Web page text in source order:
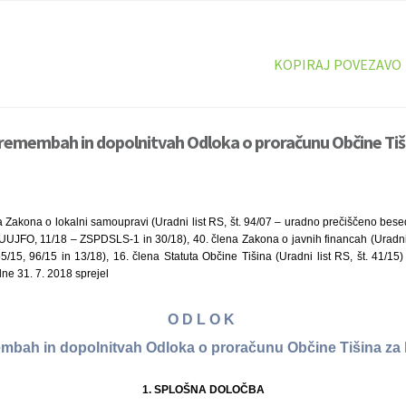
KOPIRAJ POVEZAVO
in dopolnitvah Odloka o proračunu Občine
o lokalni samoupravi (Uradni list RS, št. 94/07 – uradno prečiščeno
11/18 – ZSPDSLS-1 in 30/18), 40. člena Zakona o javnih financah
15, 96/15 in 13/18), 16. člena Statuta Občine Tišina (Uradni list RS, št. 41/
31. 7. 2018 sprejel
O D L O K
in dopolnitvah Odloka o proračunu Občine Tišina za
1. SPLOŠNA DOLOČBA